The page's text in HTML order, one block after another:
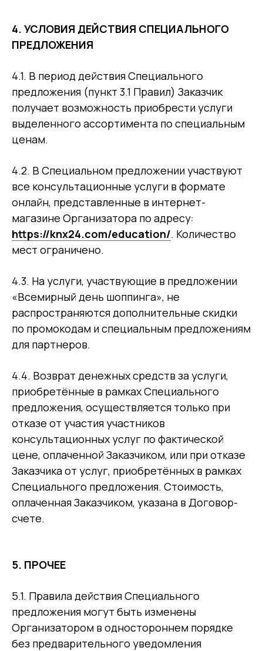
4. УСЛОВИЯ ДЕЙСТВИЯ СПЕЦИАЛЬНОГО
ПРЕДЛОЖЕНИЯ
4.1. В период действия Специального
предложения (пункт 3.1 Правил) Заказчик
получает возможность приобрести услуги
выделенного ассортимента по специальным
ценам.
4.2. В Специальном предложении участвуют
все консультационные услуги в формате
онлайн, представленные в интернет-
магазине Организатора по адресу:
https://knx24.com/education/. Количество
мест ограничено.
4.3. На услуги, участвующие в предложении
«Всемирный день шоппинга», не
распространяются дополнительные скидки
по промокодам и специальным предложениям
для партнеров.
4.4. Возврат денежных средств за услуги,
приобретённые в рамках Специального
предложения, осуществляется только при
отказе от участия участников
консультационных услуг по фактической
цене, оплаченной Заказчиком, или при отказе
Заказчика от услуг, приобретённых в рамках
Специального предложения. Стоимость,
оплаченная Заказчиком, указана в Договор-
счете.
5. ПРОЧЕЕ
5.1. Правила действия Специального
предложения могут быть изменены
Организатором в одностороннем порядке
без предварительного уведомления